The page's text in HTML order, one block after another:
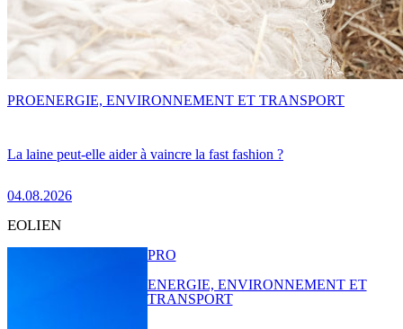
La laine peut-elle aider à vaincre la fast fashion ?
04.08.2026
PROENERGIE, ENVIRONNEMENT ET TRANSPORT
EOLIEN
PRO
ENERGIE, ENVIRONNEMENT ET
TRANSPORT